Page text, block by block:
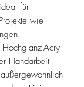
für
wie
Acryl-
Handarbeit